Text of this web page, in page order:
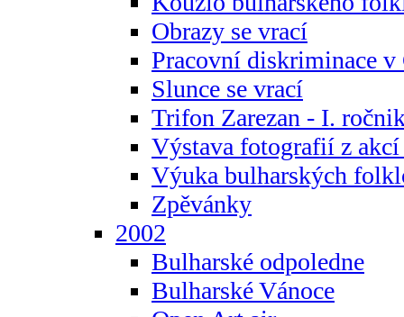
Obrazy se vrací
Pracovní diskriminace
Slunce se vrací
Trifon Zarezan - I.
Výstava fotografií z akcí
Výuka bulharských
Zpěvánky
2002
Bulharské odpoledne
Bulharské Vánoce